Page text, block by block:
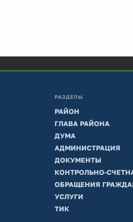
РАЗДЕЛЫ
РАЙОН
ГЛАВА РАЙОНА
ДУМА
АДМИНИСТРАЦИЯ
ДОКУМЕНТЫ
КОНТРОЛЬНО-
ОБРАЩЕНИЯ
УСЛУГИ
ТИК